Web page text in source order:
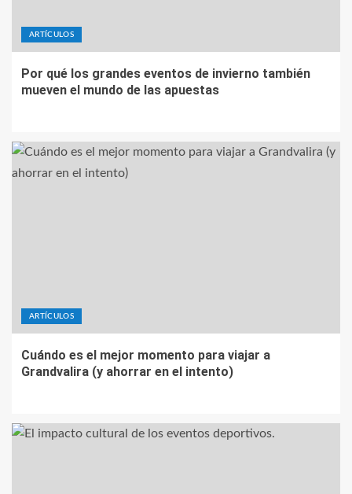
ARTÍCULOS
Por qué los grandes eventos de invierno también
mueven el mundo de las apuestas
ARTÍCULOS
Cuándo es el mejor momento para viajar a
Grandvalira (y ahorrar en el intento)